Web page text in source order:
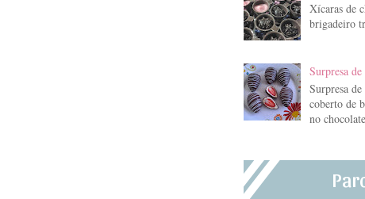
Xícaras de
brigadeiro
Surpresa
Surpresa
coberto de
no